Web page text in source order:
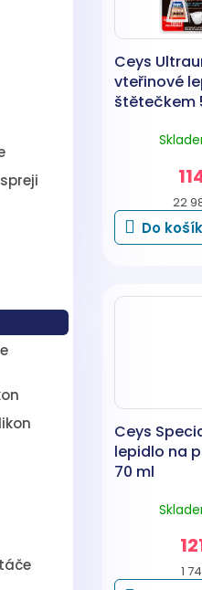
Ceys
vteřinové
štětečkem
22
Do
Ceys
lepidlo na
70 ml
1